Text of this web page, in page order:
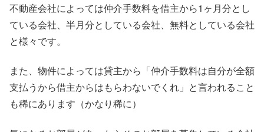
不動産会社によっては仲介手数料を借主から1ヶ月分とし
ている会社、半月分としている会社、無料としている会社
と様々です。
また、物件によっては貸主から「仲介手数料は自分が全額
支払うから借主からはもらわないでくれ」と言われること
も稀にあります（かなり稀に）